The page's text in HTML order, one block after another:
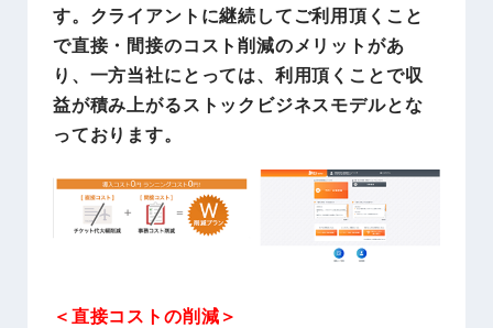
す。クライアントに継続してご利用頂くこと
で直接・間接のコスト削減のメリットがあ
り、一方当社にとっては、利用頂くことで収
益が積み上がるストックビジネスモデルとな
っております。
＜直接コストの削減＞